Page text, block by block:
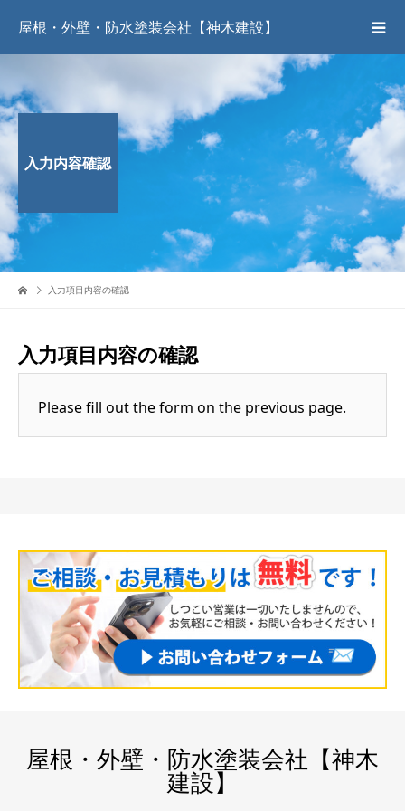
屋根・外壁・防水塗装会社【神木建設】
入力内容確認
入力項目内容の確認
入力項目内容の確認
Please fill out the form on the previous page.
屋根・外壁・防水塗装会社【神木
建設】